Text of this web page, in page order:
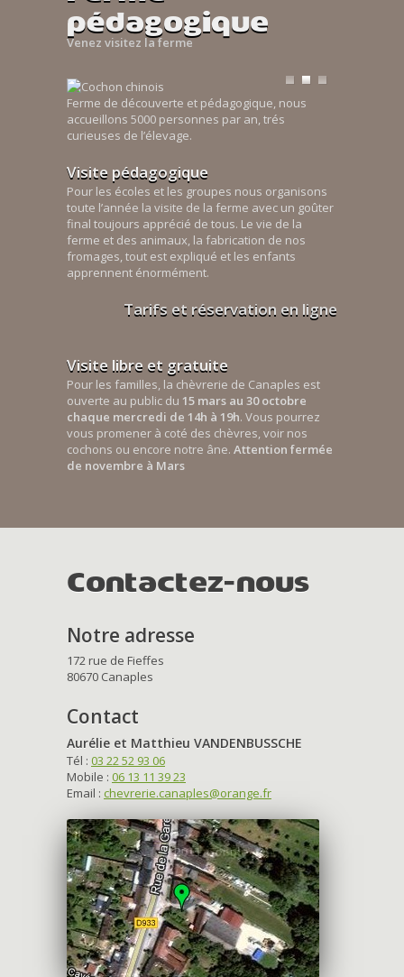
pédagogique
Venez visitez la ferme
Ferme de découverte et pédagogique, nous
accueillons 5000 personnes par an, trés
curieuses de l’élevage.
Visite pédagogique
Pour les écoles et les groupes nous organisons
toute l’année la visite de la ferme avec un goûter
final toujours apprécié de tous. Le vie de la
ferme et des animaux, la fabrication de nos
fromages, tout est expliqué et les enfants
apprennent énormément.
Tarifs et réservation en ligne
Visite libre et gratuite
Pour les familles, la chèvrerie de Canaples est
ouverte au public du 15 mars au 30 octobre
chaque mercredi de 14h à 19h. Vous pourrez
vous promener à coté des chèvres, voir nos
cochons ou encore notre âne. Attention fermée
de novembre à Mars
Contactez-nous
Notre adresse
172 rue de Fieffes
80670 Canaples
Contact
Aurélie et Matthieu VANDENBUSSCHE
Tél : 03 22 52 93 06
Mobile : 06 13 11 39 23
Email : chevrerie.canaples@orange.fr